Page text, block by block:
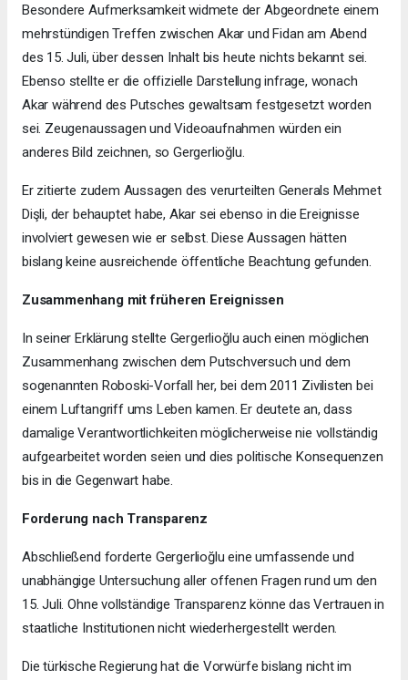
Besondere Aufmerksamkeit widmete der Abgeordnete einem
mehrstündigen Treffen zwischen Akar und Fidan am Abend
des 15. Juli, über dessen Inhalt bis heute nichts bekannt sei.
Ebenso stellte er die offizielle Darstellung infrage, wonach
Akar während des Putsches gewaltsam festgesetzt worden
sei. Zeugenaussagen und Videoaufnahmen würden ein
anderes Bild zeichnen, so Gergerlioğlu.
Er zitierte zudem Aussagen des verurteilten Generals Mehmet
Dişli, der behauptet habe, Akar sei ebenso in die Ereignisse
involviert gewesen wie er selbst. Diese Aussagen hätten
bislang keine ausreichende öffentliche Beachtung gefunden.
Zusammenhang mit früheren Ereignissen
In seiner Erklärung stellte Gergerlioğlu auch einen möglichen
Zusammenhang zwischen dem Putschversuch und dem
sogenannten Roboski-Vorfall her, bei dem 2011 Zivilisten bei
einem Luftangriff ums Leben kamen. Er deutete an, dass
damalige Verantwortlichkeiten möglicherweise nie vollständig
aufgearbeitet worden seien und dies politische Konsequenzen
bis in die Gegenwart habe.
Forderung nach Transparenz
Abschließend forderte Gergerlioğlu eine umfassende und
unabhängige Untersuchung aller offenen Fragen rund um den
15. Juli. Ohne vollständige Transparenz könne das Vertrauen in
staatliche Institutionen nicht wiederhergestellt werden.
Die türkische Regierung hat die Vorwürfe bislang nicht im